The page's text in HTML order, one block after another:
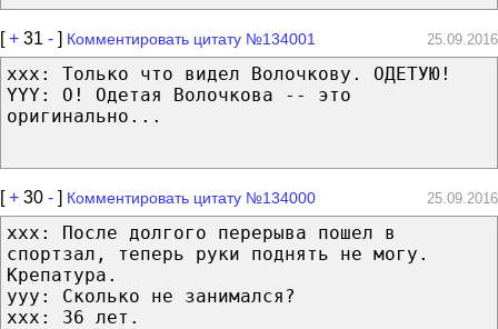
[+ 31 - ] Комментировать цитату №134001 25.09.2016
ххх: Только что видел Волочкову. ОДЕТУЮ!
YYY: О! Одетая Волочкова -- это
оригинально...
[+ 30 - ] Комментировать цитату №134000 25.09.2016
ххх: После долгого перерыва пошел в
спортзал, теперь руки поднять не могу.
Крепатура.
ууу: Сколько не занимался?
ххх: 36 лет.